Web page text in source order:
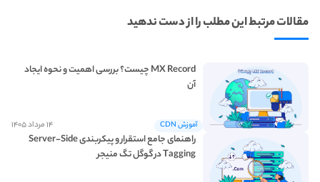
مقالات مرتبط این مطلب را از دست ندهید
آموزش CDN ۱۴ مرداد ۱۴۰۵
MX Record چیست؟ بررسی اهمیت و نحوه ایجاد
آن
راهنمای جامع استقرار و پیکربندی Server-Side
Tagging در گوگل تگ منیجر